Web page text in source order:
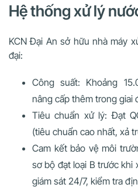
Hệ thống xử lý
KCN Đại An sở hữu nhà máy
đại:
Công suất: Khoảng
nâng cấp thêm trong giai
Tiêu chuẩn xử lý: Đạt
(tiêu chuẩn cao nhất, xả
Cam kết bảo vệ môi
sơ bộ đạt loại B trước khi
giám sát 24/7, kiểm tra